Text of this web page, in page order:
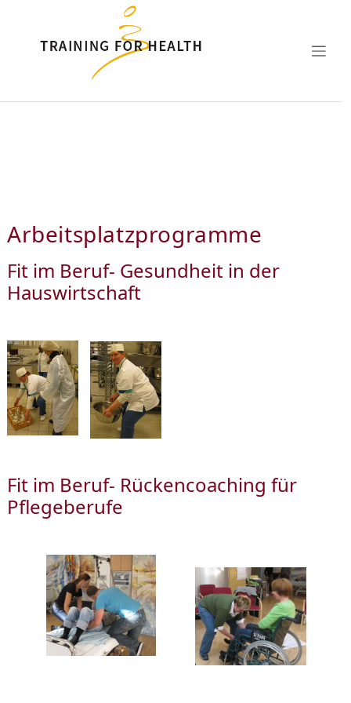
Arbeitsplatzprogramme
Fit im Beruf- Gesundheit in der
Hauswirtschaft
Fit im Beruf- Rückencoaching für
Pflegeberufe